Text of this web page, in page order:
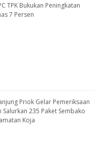
TPK Bukukan Peningkatan
7 Persen
Priok Gelar Pemeriksaan
235 Paket Sembako
Koja